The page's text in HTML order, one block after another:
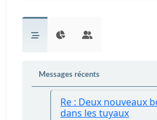
Messages récents
Re : Deux nouveaux
dans les tuyaux